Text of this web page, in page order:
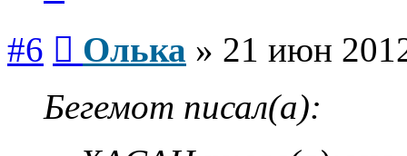
#6 Олька » 21 июн
Бегемот писал(а):